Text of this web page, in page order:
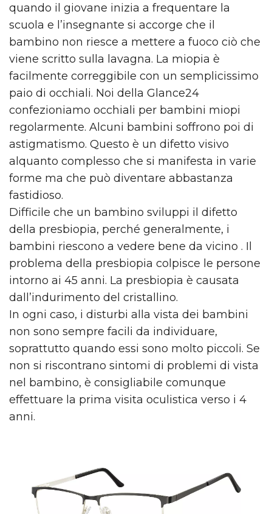
quando il giovane inizia a frequentare la
scuola e l’insegnante si accorge che il
bambino non riesce a mettere a fuoco ciò che
viene scritto sulla lavagna. La miopia è
facilmente correggibile con un semplicissimo
paio di occhiali. Noi della Glance24
confezioniamo occhiali per bambini miopi
regolarmente. Alcuni bambini soffrono poi di
astigmatismo. Questo è un difetto visivo
alquanto complesso che si manifesta in varie
forme ma che può diventare abbastanza
fastidioso.
Difficile che un bambino sviluppi il difetto
della presbiopia, perché generalmente, i
bambini riescono a vedere bene da vicino . Il
problema della presbiopia colpisce le persone
intorno ai 45 anni. La presbiopia è causata
dall’indurimento del cristallino.
In ogni caso, i disturbi alla vista dei bambini
non sono sempre facili da individuare,
soprattutto quando essi sono molto piccoli. Se
non si riscontrano sintomi di problemi di vista
nel bambino, è consigliabile comunque
effettuare la prima visita oculistica verso i 4
anni.